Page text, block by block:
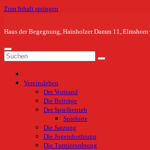
Zum Inhalt springen
Haus der Begegnung, Hainholzer Damm 11, Elmshorn
Vereinsleben
Der Vorstand
Die Beiträge
Der Spielbetrieb
Spielorte
Die Satzung
Die Jugendordnung
Die Turnierordnung